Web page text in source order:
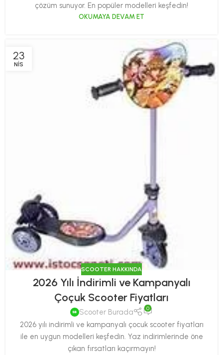
çözüm sunuyor. En popüler modelleri keşfedin!
OKUMAYA DEVAM ET
23
NIS
SCOOTER HAKKINDA
2026 Yılı İndirimli ve Kampanyalı
Çoçuk Scooter Fiyatları
Scooter Burada 0
2026 yılı indirimli ve kampanyalı çocuk scooter fiyatları
ile en uygun modelleri keşfedin. Yaz indirimlerinde öne
çıkan fırsatları kaçırmayın!